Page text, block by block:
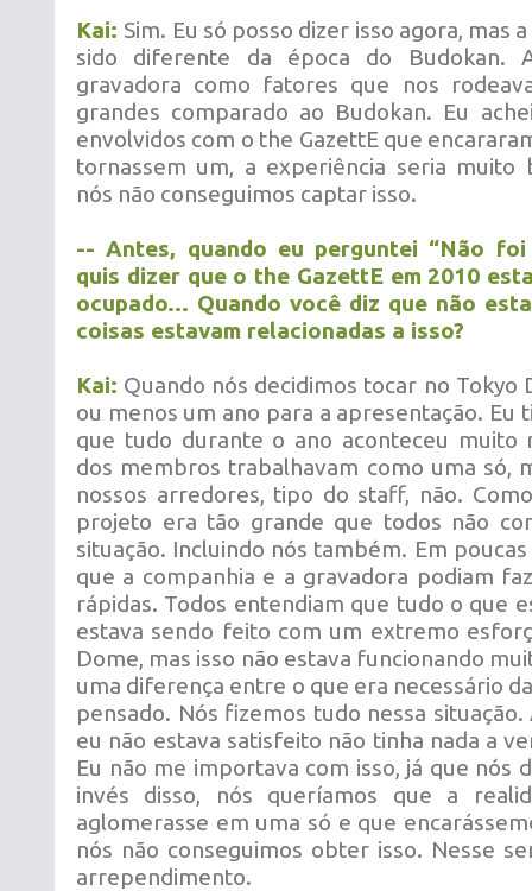
Kai: Sim. Eu só posso dizer isso agora, mas
sido diferente da época do Budokan.
gravadora como fatores que nos
grandes comparado ao Budokan. Eu
envolvidos com o the GazettE que
tornassem um, a experiência seria muito
nós não conseguimos captar isso.
-- Antes, quando eu perguntei “Não foi
quis dizer que o the GazettE em 2010
ocupado... Quando você diz que não
coisas estavam relacionadas a isso?
Kai: Quando nós decidimos tocar no Tokyo
ou menos um ano para a apresentação. Eu
que tudo durante o ano aconteceu muito
dos membros trabalhavam como uma só,
nossos arredores, tipo do staff, não.
projeto era tão grande que todos não
situação. Incluindo nós também. Em poucas
que a companhia e a gravadora podiam
rápidas. Todos entendiam que tudo o que
estava sendo feito com um extremo
Dome, mas isso não estava funcionando
uma diferença entre o que era necessário
pensado. Nós fizemos tudo nessa situação.
eu não estava satisfeito não tinha nada a
Eu não me importava com isso, já que nós
invés disso, nós queríamos que a
aglomerasse em uma só e que
nós não conseguimos obter isso. Nesse
arrependimento.